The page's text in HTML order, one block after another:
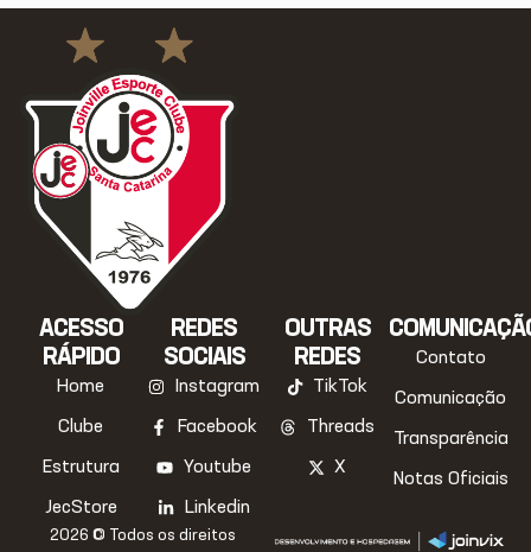
ACESSO
RÁPIDO
Home
Clube
Estrutura
JecStore
REDES
SOCIAIS
Instagram
Facebook
Youtube
Linkedin
OUTRAS
REDES
TikTok
Threads
X
Contato
Comunicação
Transparência
Notas Oficiais
2026 © Todos os direitos